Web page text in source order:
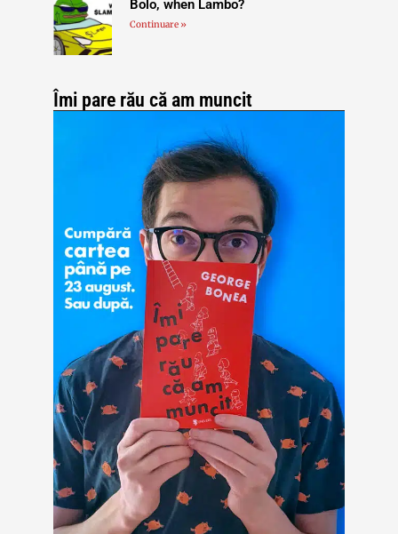
Bolo, when Lambo?
Continuare »
Îmi pare rău că am muncit